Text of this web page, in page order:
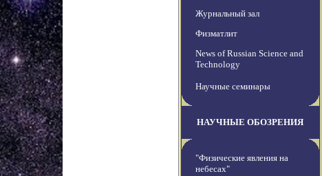
Журнальный зал
Физматлит
News of Russian Science and
Technology
Научные семинары
НАУЧНЫЕ ОБОЗРЕНИЯ
"Физические явления на
небесах"